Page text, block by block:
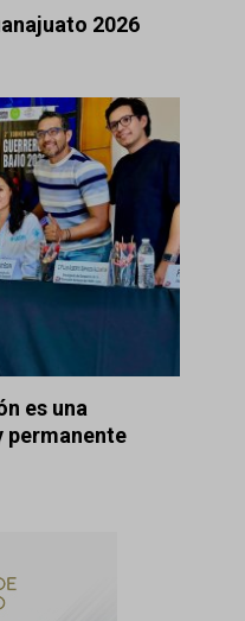
2026
es una